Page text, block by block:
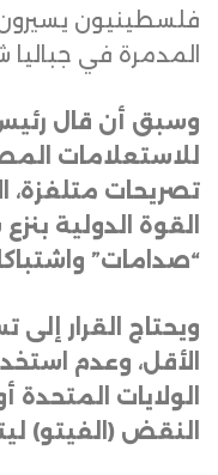
فلسطينيون
المدمرة في
وسبق أن قال
للاستعلامات
تصريحات متلفزة،
القوة الدولية
“صدامات”
ويحتاج القرار
الأقل، وعدم
الولايات المتحدة
النقض (الفيتو)